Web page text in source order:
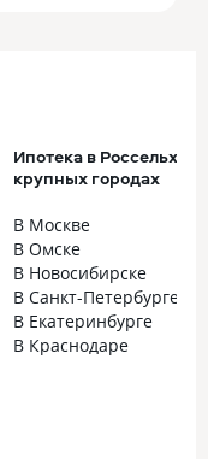
Ипотека в
крупных городах
В Москве
В Омске
В Новосибирске
В Санкт-Петербурге
В Екатеринбурге
В Краснодаре